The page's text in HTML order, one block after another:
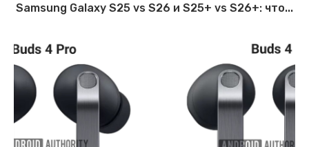
Samsung Galaxy S25 vs S26 и S25+ vs S26+: что...